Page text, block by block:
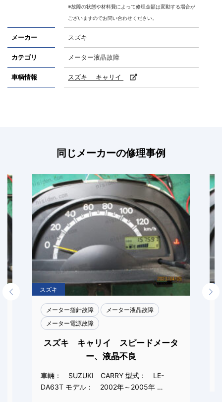
※故障の状態や材料費によって修理金額は変動する場合が
ございますのでお問い合わせください。
メーカー スズキ
カテゴリ メーター液晶故障
車輌情報 スズキ キャリイ
同じメーカーの修理事例
Previous スズキ
メーター指針故障
メーター液晶故障
メーター電源故障
スズキ キャリイ スピードメータ
ー、液晶不良
車輛： SUZUKI CARRY 型式： LE-
DA63T モデル： 2002年～2005年 …
Next